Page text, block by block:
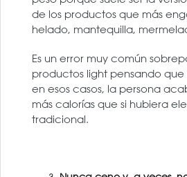
de los productos que más
helado, mantequilla,
Es un error muy común
productos light pensando
en esos casos, la persona
más calorías que si hubiera
tradicional.